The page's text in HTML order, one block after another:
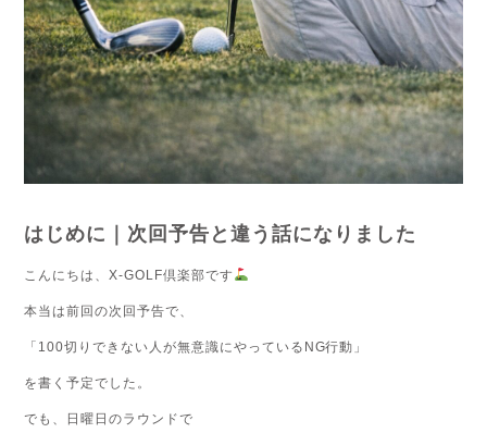
はじめに｜次回予告と違う話になりました
こんにちは、X-GOLF倶楽部です
本当は前回の次回予告で、
「100切りできない人が無意識にやっているNG行動」
を書く予定でした。
でも、日曜日のラウンドで